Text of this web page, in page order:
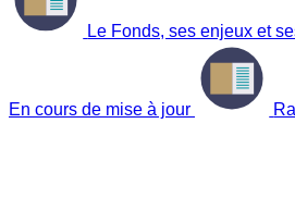
Le Fonds, ses enjeux et
En cours de mise à jour